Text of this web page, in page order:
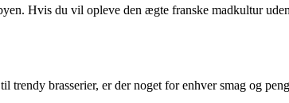
Hvis du vil opleve den ægte franske madkultur
brasserier, er der noget for enhver smag og